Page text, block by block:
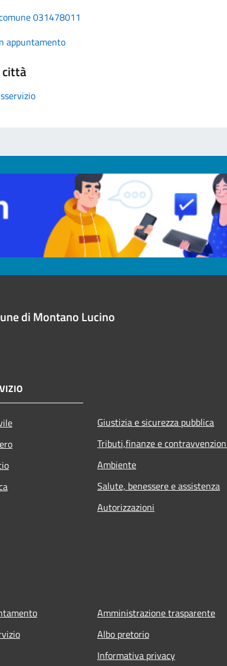
031478011
appuntamento
città
di Montano Lucino
Giustizia e sicurezza pubblica
Tributi,finanze e
Ambiente
Salute, benessere e assistenza
Autorizzazioni
Amministrazione trasparente
Albo pretorio
Informativa privacy